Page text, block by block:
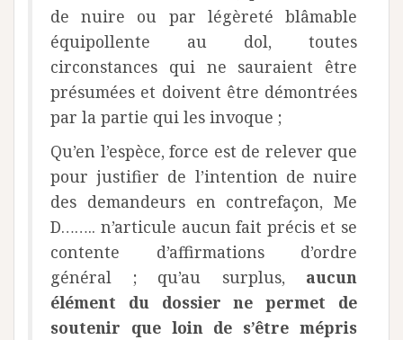
de nuire ou par légèreté blâmable
équipollente au dol, toutes
circonstances qui ne sauraient être
présumées et doivent être démontrées
par la partie qui les invoque ;
Qu’en l’espèce, force est de relever que
pour justifier de l’intention de nuire
des demandeurs en contrefaçon, Me
D…….. n’articule aucun fait précis et se
contente d’affirmations d’ordre
général ; qu’au surplus, aucun
élément du dossier ne permet de
soutenir que loin de s’être mépris